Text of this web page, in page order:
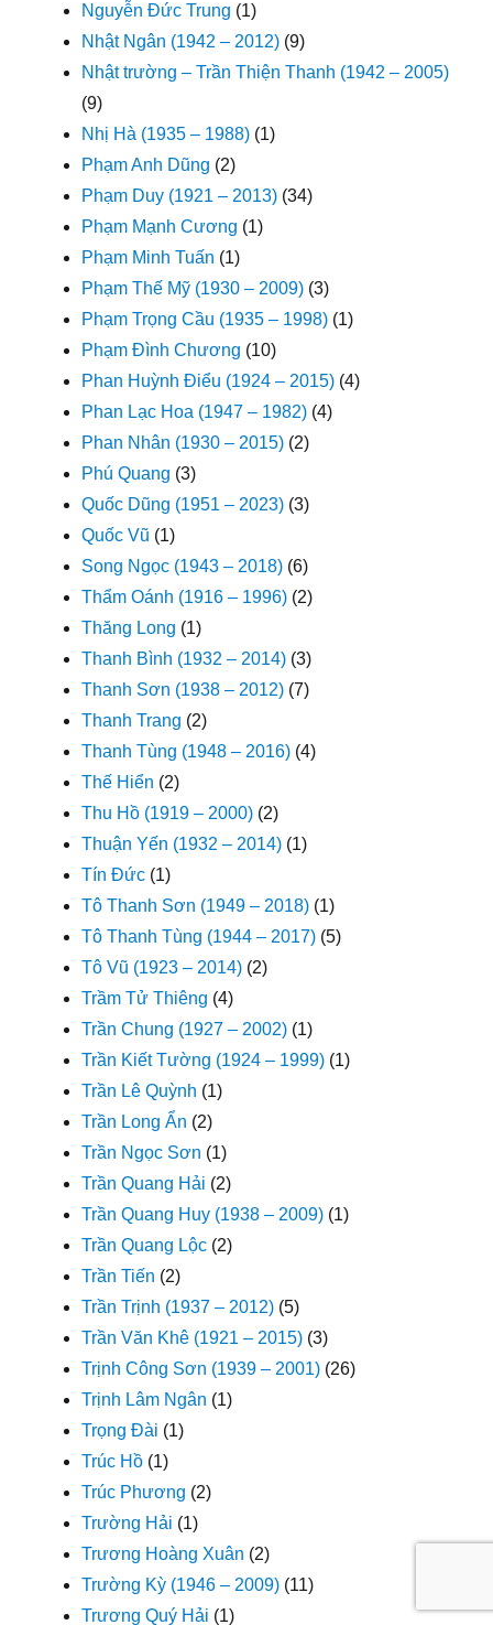
Nguyễn Đức Trung (1)
Nhật Ngân (1942 – 2012) (9)
Nhật trường – Trần Thiện Thanh (1942 – 2005)
(9)
Nhị Hà (1935 – 1988) (1)
Phạm Anh Dũng (2)
Phạm Duy (1921 – 2013) (34)
Phạm Mạnh Cương (1)
Phạm Minh Tuấn (1)
Phạm Thế Mỹ (1930 – 2009) (3)
Phạm Trọng Cầu (1935 – 1998) (1)
Phạm Đình Chương (10)
Phan Huỳnh Điểu (1924 – 2015) (4)
Phan Lạc Hoa (1947 – 1982) (4)
Phan Nhân (1930 – 2015) (2)
Phú Quang (3)
Quốc Dũng (1951 – 2023) (3)
Quốc Vũ (1)
Song Ngọc (1943 – 2018) (6)
Thẩm Oánh (1916 – 1996) (2)
Thăng Long (1)
Thanh Bình (1932 – 2014) (3)
Thanh Sơn (1938 – 2012) (7)
Thanh Trang (2)
Thanh Tùng (1948 – 2016) (4)
Thế Hiển (2)
Thu Hồ (1919 – 2000) (2)
Thuận Yến (1932 – 2014) (1)
Tín Đức (1)
Tô Thanh Sơn (1949 – 2018) (1)
Tô Thanh Tùng (1944 – 2017) (5)
Tô Vũ (1923 – 2014) (2)
Trầm Tử Thiêng (4)
Trần Chung (1927 – 2002) (1)
Trần Kiết Tường (1924 – 1999) (1)
Trần Lê Quỳnh (1)
Trần Long Ẩn (2)
Trần Ngọc Sơn (1)
Trần Quang Hải (2)
Trần Quang Huy (1938 – 2009) (1)
Trần Quang Lộc (2)
Trần Tiến (2)
Trần Trịnh (1937 – 2012) (5)
Trần Văn Khê (1921 – 2015) (3)
Trịnh Công Sơn (1939 – 2001) (26)
Trịnh Lâm Ngân (1)
Trọng Đài (1)
Trúc Hồ (1)
Trúc Phương (2)
Trường Hải (1)
Trương Hoàng Xuân (2)
Trường Kỳ (1946 – 2009) (11)
Trương Quý Hải (1)